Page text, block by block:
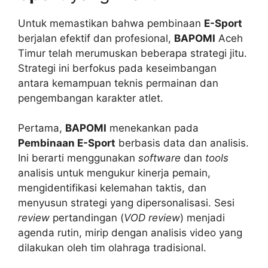
Untuk memastikan bahwa pembinaan E-Sport
berjalan efektif dan profesional, BAPOMI Aceh
Timur telah merumuskan beberapa strategi jitu.
Strategi ini berfokus pada keseimbangan
antara kemampuan teknis permainan dan
pengembangan karakter atlet.
Pertama, BAPOMI menekankan pada
Pembinaan E-Sport berbasis data dan analisis.
Ini berarti menggunakan software dan tools
analisis untuk mengukur kinerja pemain,
mengidentifikasi kelemahan taktis, dan
menyusun strategi yang dipersonalisasi. Sesi
review pertandingan (VOD review) menjadi
agenda rutin, mirip dengan analisis video yang
dilakukan oleh tim olahraga tradisional.